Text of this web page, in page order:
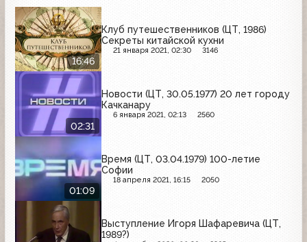
16:46
Клуб путешественников (ЦТ, 1986)
Секреты китайской кухни
21 января 2021, 02:30 3146
02:31
Новости (ЦТ, 30.05.1977) 20 лет городу
Качканару
6 января 2021, 02:13 2560
01:09
Время (ЦТ, 03.04.1979) 100-летие
Софии
18 апреля 2021, 16:15 2050
Выступление Игоря Шафаревича (ЦТ,
1989?)